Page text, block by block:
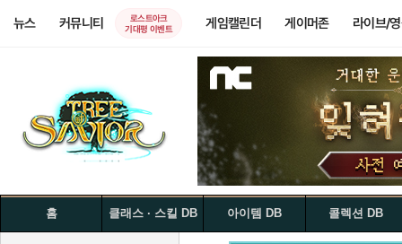
뉴스 커뮤니티
로스트아크
기대평 이벤트
게임캘린더 게이머존 라이브/
홈 클래스 · 스킬 DB 아이템 DB 콜렉션 DB